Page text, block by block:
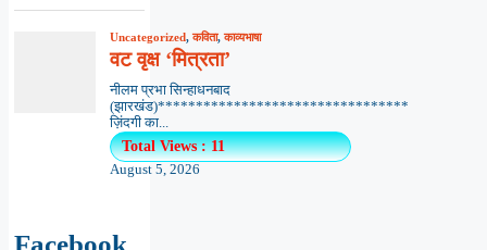
Uncategorized,कविता,काव्यभाषा
वट वृक्ष ‘मित्रता’
नीलम प्रभा सिन्हाधनबाद
(झारखंड)*********************************
ज़िंदगी का...
Total Views : 11
August 5, 2026